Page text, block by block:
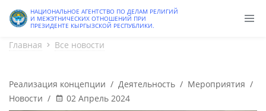
Старая версия
НАЦИОНАЛЬНОЕ АГЕНТСТВО ПО ДЕЛАМ РЕЛИГИЙ
И МЕЖЭТНИЧЕСКИХ ОТНОШЕНИЙ ПРИ
ПРЕЗИДЕНТЕ КЫРГЫЗСКОЙ РЕСПУБЛИКИ.
Главная Все новости
Реализация концепции / Деятельность / Мероприятия /
Новости / 02 Апрель 2024